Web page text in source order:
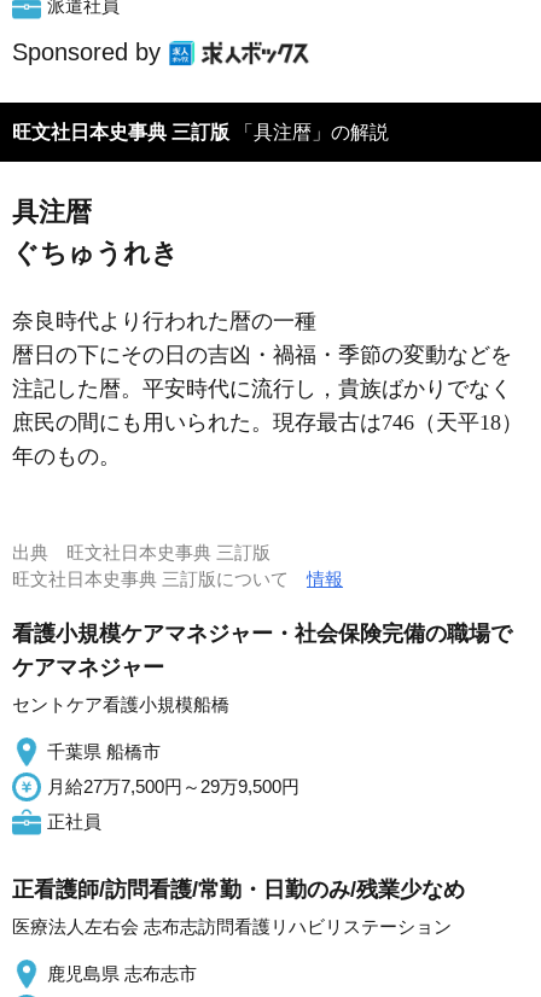
派遣社員
Sponsored by
旺文社日本史事典 三訂版 「具注暦」の解説
具注暦
ぐちゅうれき
奈良時代より行われた暦の一種
暦日の下にその日の吉凶・禍福・季節の変動などを
注記した暦。平安時代に流行し，貴族ばかりでなく
庶民の間にも用いられた。現存最古は746（天平18）
年のもの。
出典 旺文社日本史事典 三訂版
旺文社日本史事典 三訂版について情報
看護小規模ケアマネジャー・社会保険完備の職場で
ケアマネジャー
セントケア看護小規模船橋
千葉県 船橋市
月給27万7,500円～29万9,500円
正社員
正看護師/訪問看護/常勤・日勤のみ/残業少なめ
医療法人左右会 志布志訪問看護リハビリステーション
鹿児島県 志布志市